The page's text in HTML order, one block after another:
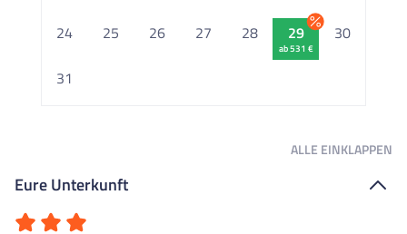
24 25 26 27 28 29
ab 531 €
30
31
ALLE EINKLAPPEN
Eure Unterkunft